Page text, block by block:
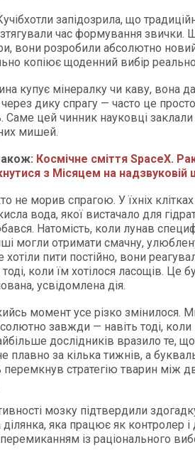
запідозрила, що
час формування звички.
вони розробили абсолютно
копіює щоденний вибір
купує мінералку чи каву, вона
дику спрагу — часто це
Саме цей чинник науковці
мишей.
Космічне сміття SpaceX.
з Місяцем на надзвуковій
не морив спрагою. У їхніх
вода, якої вистачало для
Натомість, коли лунав
могли отримати смачну,
хотіли пити постійно, вони
коли їм хотілося ласощів. Це
усвідомлена дія.
момент усе різко змінилося.
завжди — навіть тоді, коли
дослідників вразило те,
плавно за кілька тижнів, а
перемкнув стратегію тварин між
мозку підтвердили
ділянка, яка працює як контролер
із раціонального